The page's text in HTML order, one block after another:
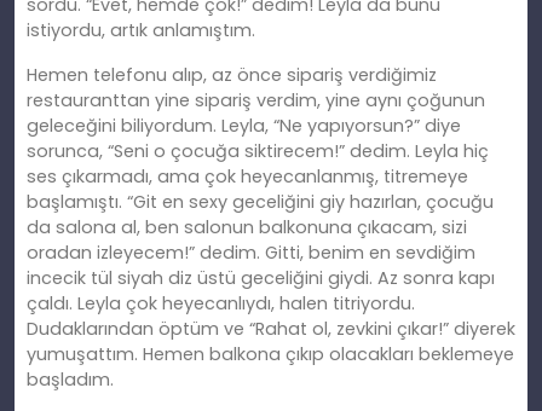
sordu. “Evet, hemde çok!” dedim! Leyla da bunu
istiyordu, artık anlamıştım.
Hemen telefonu alıp, az önce sipariş verdiğimiz
restauranttan yine sipariş verdim, yine aynı çoğunun
geleceğini biliyordum. Leyla, “Ne yapıyorsun?” diye
sorunca, “Seni o çocuğa siktirecem!” dedim. Leyla hiç
ses çıkarmadı, ama çok heyecanlanmış, titremeye
başlamıştı. “Git en sexy geceliğini giy hazırlan, çocuğu
da salona al, ben salonun balkonuna çıkacam, sizi
oradan izleyecem!” dedim. Gitti, benim en sevdiğim
incecik tül siyah diz üstü geceliğini giydi. Az sonra kapı
çaldı. Leyla çok heyecanlıydı, halen titriyordu.
Dudaklarından öptüm ve “Rahat ol, zevkini çıkar!” diyerek
yumuşattım. Hemen balkona çıkıp olacakları beklemeye
başladım.